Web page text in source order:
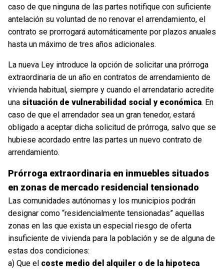
caso de que ninguna de las partes notifique con suficiente
antelación su voluntad de no renovar el arrendamiento, el
contrato se prorrogará automáticamente por plazos anuales
hasta un máximo de tres años adicionales.
La nueva Ley introduce la opción de solicitar una prórroga
extraordinaria de un año en contratos de arrendamiento de
vivienda habitual, siempre y cuando el arrendatario acredite
una situación de vulnerabilidad social y económica. En
caso de que el arrendador sea un gran tenedor, estará
obligado a aceptar dicha solicitud de prórroga, salvo que se
hubiese acordado entre las partes un nuevo contrato de
arrendamiento.
Prórroga extraordinaria en inmuebles situados
en zonas de mercado residencial tensionado
Las comunidades autónomas y los municipios podrán
designar como “residencialmente tensionadas” aquellas
zonas en las que exista un especial riesgo de oferta
insuficiente de vivienda para la población y se de alguna de
estas dos condiciones:
a) Que el coste medio del alquiler o de la hipoteca